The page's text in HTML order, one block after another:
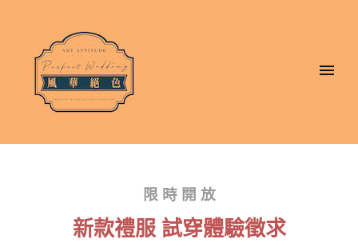
限 時 開 放
新款禮服 試穿體驗徵求